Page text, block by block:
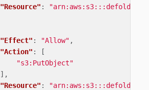
"Resource" :
"arn:aws:s3:::defold-
"Effect" : "Allow" ,
"Action" :
[
"s3:PutObject"
],
"Resource" :
"arn:aws:s3:::defold-